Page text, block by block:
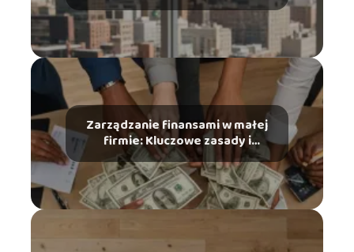
Zarządzanie finansami w małej
firmie: Kluczowe zasady i
narzędzia